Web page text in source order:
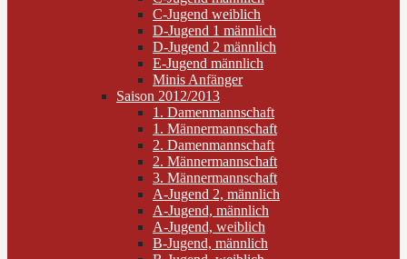
C-Jugend weiblich
D-Jugend 1 männlich
D-Jugend 2 männlich
E-Jugend männlich
Minis Anfänger
Saison 2012/2013
1. Damenmannschaft
1. Männermannschaft
2. Damenmannschaft
2. Männermannschaft
3. Männermannschaft
A-Jugend 2, männlich
A-Jugend, männlich
A-Jugend, weiblich
B-Jugend, männlich